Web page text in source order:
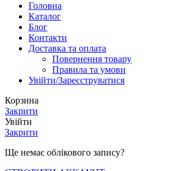
Головна
Каталог
Блог
Контакти
Доставка та оплата
Повернення товару
Правила та умови
Увійти/Зареєструватися
Корзина
Закрити
Увійти
Закрити
Ще немає облікового запису?